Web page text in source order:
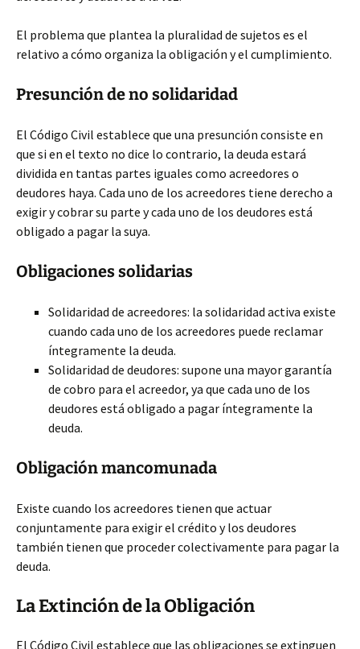
El problema que plantea la pluralidad de sujetos es el
relativo a cómo organiza la obligación y el cumplimiento.
Presunción de no solidaridad
El Código Civil establece que una presunción consiste en
que si en el texto no dice lo contrario, la deuda estará
dividida en tantas partes iguales como acreedores o
deudores haya. Cada uno de los acreedores tiene derecho a
exigir y cobrar su parte y cada uno de los deudores está
obligado a pagar la suya.
Obligaciones solidarias
Solidaridad de acreedores: la solidaridad activa existe
cuando cada uno de los acreedores puede reclamar
íntegramente la deuda.
Solidaridad de deudores: supone una mayor garantía
de cobro para el acreedor, ya que cada uno de los
deudores está obligado a pagar íntegramente la
deuda.
Obligación mancomunada
Existe cuando los acreedores tienen que actuar
conjuntamente para exigir el crédito y los deudores
también tienen que proceder colectivamente para pagar la
deuda.
La Extinción de la Obligación
El Código Civil establece que las obligaciones se extinguen